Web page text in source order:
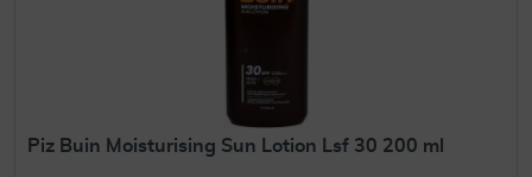
Piz Buin Moisturising Sun Lotion Lsf 30 200 ml